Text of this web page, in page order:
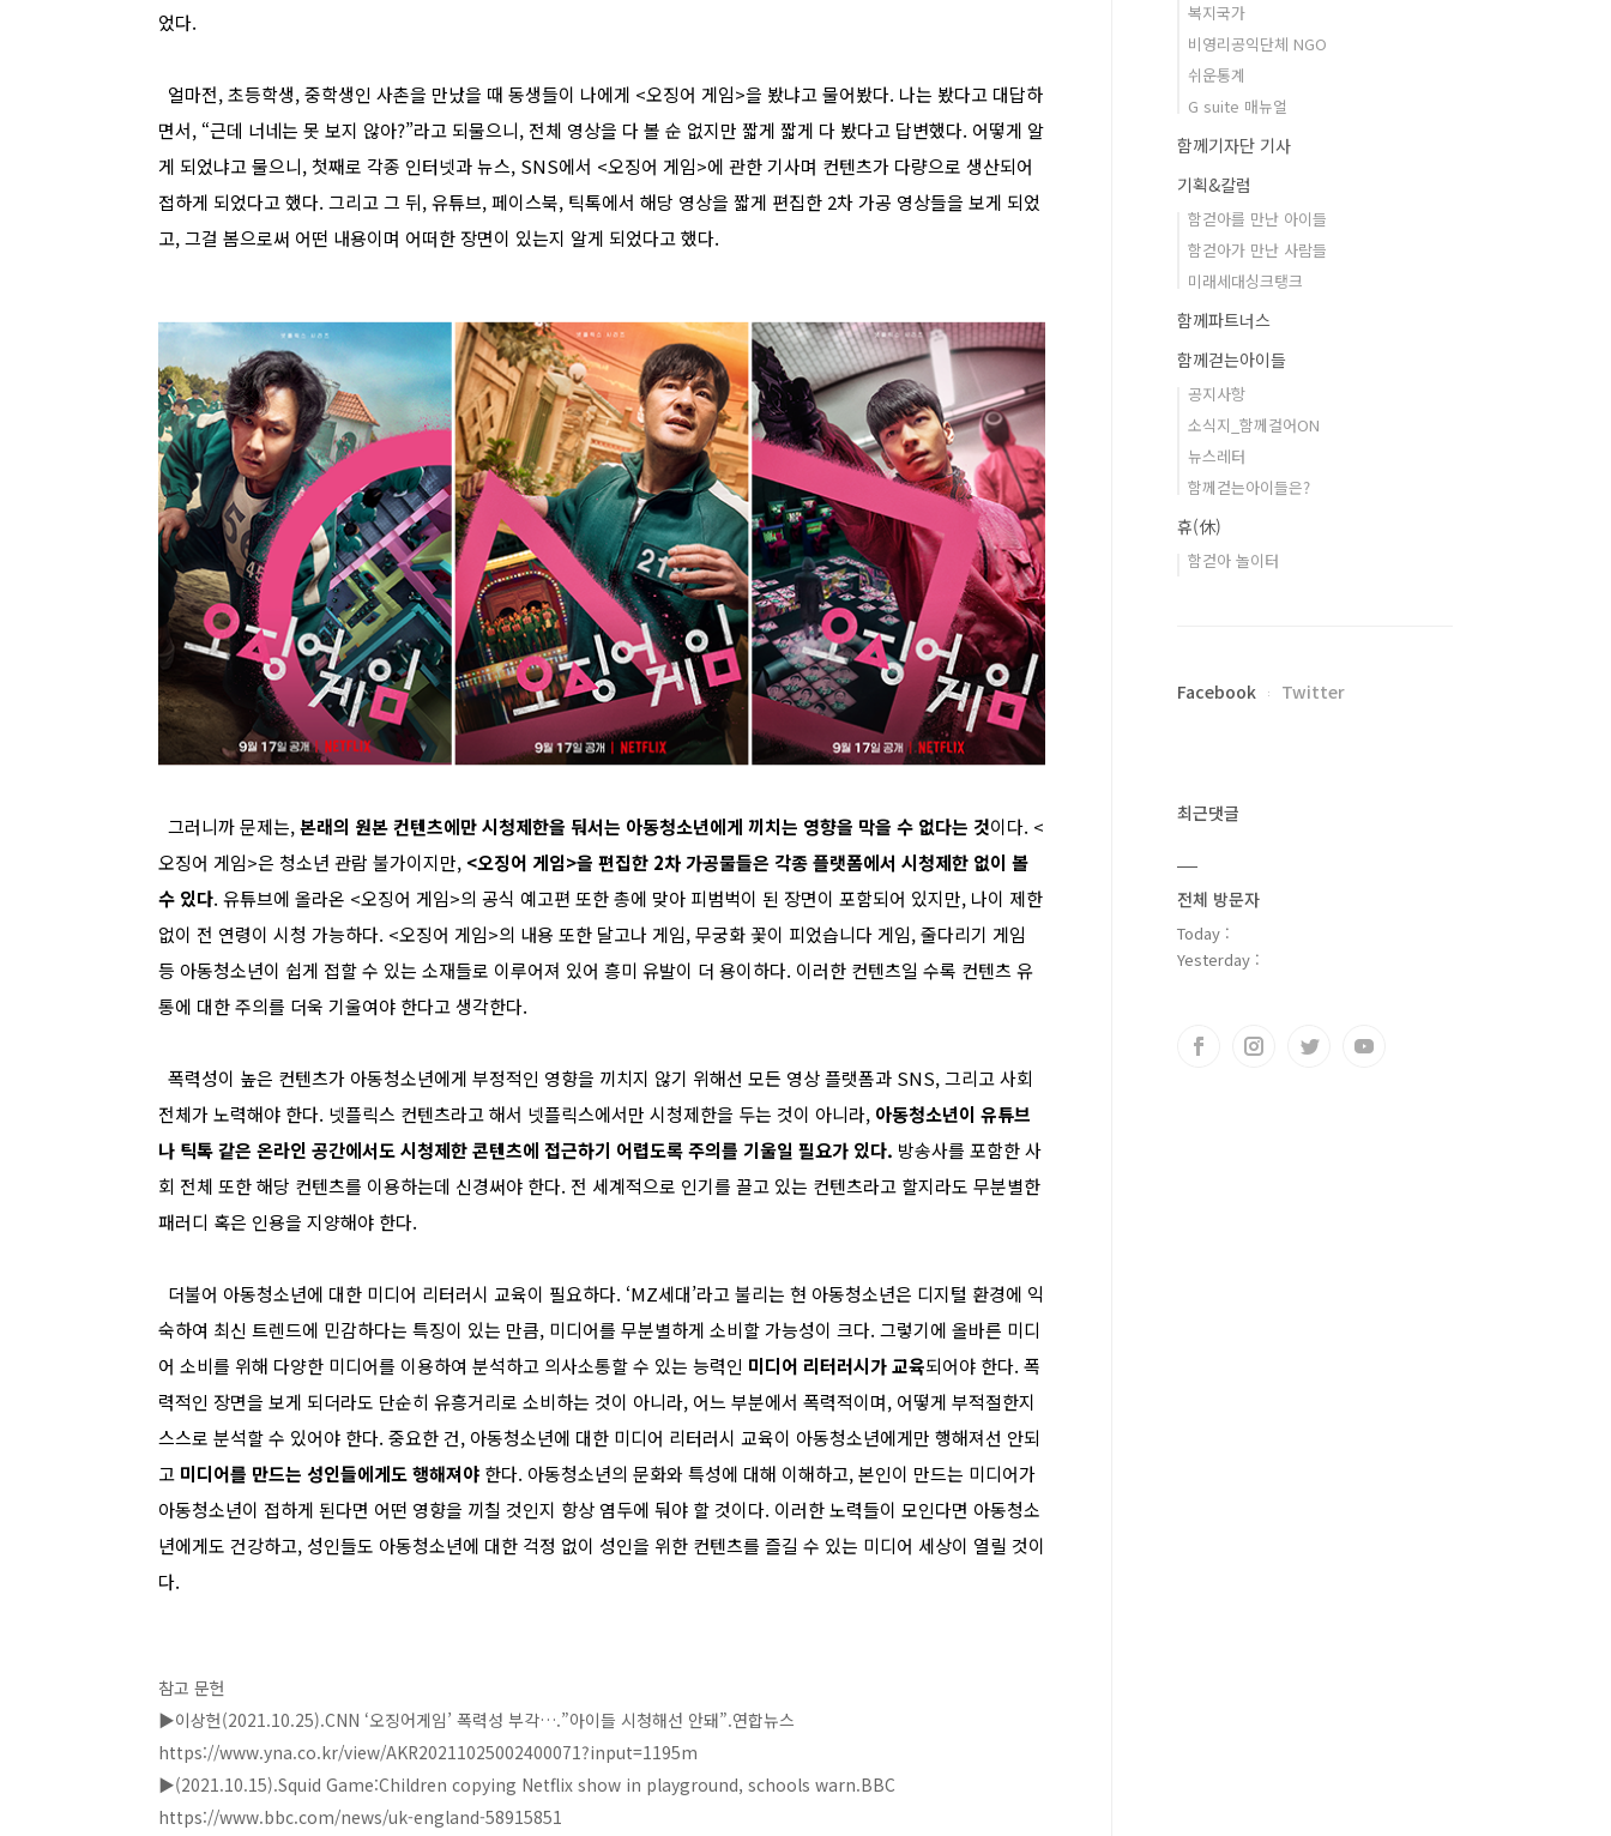
었다.
얼마전, 초등학생, 중학생인 사촌을 만났을 때 동생들이 나에게 <오징어 게임>을 봤냐고 물어봤다. 나는 봤다고 대답하
면서, “근데 너네는 못 보지 않아?”라고 되물으니, 전체 영상을 다 볼 순 없지만 짧게 짧게 다 봤다고 답변했다. 어떻게 알
게 되었냐고 물으니, 첫째로 각종 인터넷과 뉴스, SNS에서 <오징어 게임>에 관한 기사며 컨텐츠가 다량으로 생산되어
접하게 되었다고 했다. 그리고 그 뒤, 유튜브, 페이스북, 틱톡에서 해당 영상을 짧게 편집한 2차 가공 영상들을 보게 되었
고, 그걸 봄으로써 어떤 내용이며 어떠한 장면이 있는지 알게 되었다고 했다.
그러니까 문제는,본래의 원본 컨텐츠에만 시청제한을 둬서는 아동청소년에게 끼치는 영향을 막을 수 없다는 것이다. <
오징어 게임>은 청소년 관람 불가이지만, <오징어 게임>을 편집한 2차 가공물들은 각종 플랫폼에서 시청제한 없이 볼
수 있다. 유튜브에 올라온 <오징어 게임>의 공식 예고편 또한 총에 맞아 피범벅이 된 장면이 포함되어 있지만, 나이 제한
없이 전 연령이 시청 가능하다. <오징어 게임>의 내용 또한 달고나 게임, 무궁화 꽃이 피었습니다 게임, 줄다리기 게임
등 아동청소년이 쉽게 접할 수 있는 소재들로 이루어져 있어 흥미 유발이 더 용이하다. 이러한 컨텐츠일 수록 컨텐츠 유
통에 대한 주의를 더욱 기울여야 한다고 생각한다.
폭력성이 높은 컨텐츠가 아동청소년에게 부정적인 영향을 끼치지 않기 위해선 모든 영상 플랫폼과 SNS, 그리고 사회
전체가 노력해야 한다. 넷플릭스 컨텐츠라고 해서 넷플릭스에서만 시청제한을 두는 것이 아니라, 아동청소년이 유튜브
나 틱톡 같은 온라인 공간에서도 시청제한 콘텐츠에 접근하기 어렵도록 주의를 기울일 필요가 있다. 방송사를 포함한 사
회 전체 또한 해당 컨텐츠를 이용하는데 신경써야 한다. 전 세계적으로 인기를 끌고 있는 컨텐츠라고 할지라도 무분별한
패러디 혹은 인용을 지양해야 한다.
더불어 아동청소년에 대한 미디어 리터러시 교육이 필요하다. ‘MZ세대’라고 불리는 현 아동청소년은 디지털 환경에 익
숙하여 최신 트렌드에 민감하다는 특징이 있는 만큼, 미디어를 무분별하게 소비할 가능성이 크다. 그렇기에 올바른 미디
어 소비를 위해 다양한 미디어를 이용하여 분석하고 의사소통할 수 있는 능력인 미디어 리터러시가 교육되어야 한다. 폭
력적인 장면을 보게 되더라도 단순히 유흥거리로 소비하는 것이 아니라, 어느 부분에서 폭력적이며, 어떻게 부적절한지
스스로 분석할 수 있어야 한다. 중요한 건, 아동청소년에 대한 미디어 리터러시 교육이 아동청소년에게만 행해져선 안되
고 미디어를 만드는 성인들에게도 행해져야 한다. 아동청소년의 문화와 특성에 대해 이해하고, 본인이 만드는 미디어가
아동청소년이 접하게 된다면 어떤 영향을 끼칠 것인지 항상 염두에 둬야 할 것이다. 이러한 노력들이 모인다면 아동청소
년에게도 건강하고, 성인들도 아동청소년에 대한 걱정 없이 성인을 위한 컨텐츠를 즐길 수 있는 미디어 세상이 열릴 것이
다.
참고 문헌
▶이상헌(2021.10.25).CNN ‘오징어게임’ 폭력성 부각….”아이들 시청해선 안돼”.연합뉴스
https://www.yna.co.kr/view/AKR20211025002400071?input=1195m
▶(2021.10.15).Squid Game:Children copying Netflix show in playground, schools warn.BBC
https://www.bbc.com/news/uk-england-58915851
복지국가
비영리공익단체 NGO
쉬운통계
G suite 매뉴얼
함께기자단 기사
기획&칼럼
함걷아를 만난 아이들
함걷아가 만난 사람들
미래세대싱크탱크
함께파트너스
함께걷는아이들
공지사항
소식지_함께걸어ON
뉴스레터
함께걷는아이들은?
휴(休)
함걷아 놀이터
Facebook Twitter
최근댓글
전체 방문자
Today :
Yesterday :